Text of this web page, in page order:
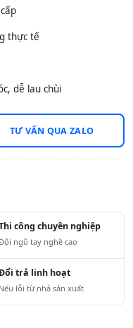
thực tế
dễ lau chùi
TƯ VẤN QUA ZALO
công chuyên nghiệp
ngũ tay nghề cao
trả linh hoạt
Nếu lỗi từ nhà sản xuất